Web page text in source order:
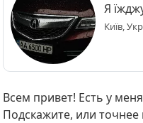
Я
Київ,
Всем привет! Есть у
Подскажите, или точнее